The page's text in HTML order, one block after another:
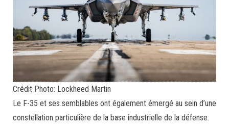
Crédit Photo: Lockheed Martin
Le F-35 et ses semblables ont également émergé au sein d’une
constellation particulière de la base industrielle de la défense.